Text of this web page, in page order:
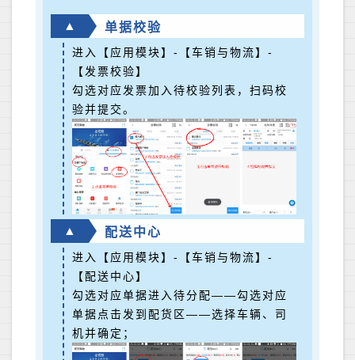
▲ 单据校验
进入【应用模块】-【车销与物流】-
【发票校验】
勾选对应发票加入待校验列表，扫码校
验并提交。
▲ 配送中心
进入【应用模块】-【车销与物流】-
【配送中心】
勾选对应单据进入待分配——勾选对应
单据点击发到配货区——选择车辆、司
机并确定；